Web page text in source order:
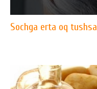
Sochga erta oq tushsa